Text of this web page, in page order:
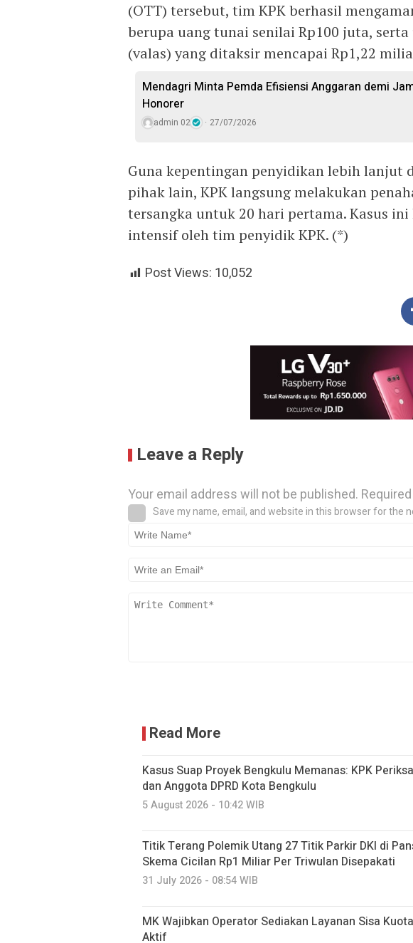
(OTT) tersebut, tim KPK berhasil
berupa uang tunai senilai Rp100 juta,
(valas) yang ditaksir mencapai Rp1,22
Mendagri Minta Pemda Efisiensi Anggaran demi
Honorer
admin 02 27/07/2026
Guna kepentingan penyidikan lebih lanjut
pihak lain, KPK langsung melakukan
tersangka untuk 20 hari pertama. Kasus
intensif oleh tim penyidik KPK. (*)
Post Views: 10,052
Leave a Reply
Your email address will not be published.
Save my name, email, and website in this browser for the
Read More
Kasus Suap Proyek Bengkulu Memanas: KPK
dan Anggota DPRD Kota Bengkulu
5 August 2026 - 10:42 WIB
Titik Terang Polemik Utang 27 Titik Parkir DKI di
Skema Cicilan Rp1 Miliar Per Triwulan Disepakati
31 July 2026 - 08:54 WIB
MK Wajibkan Operator Sediakan Layanan Sisa
Aktif